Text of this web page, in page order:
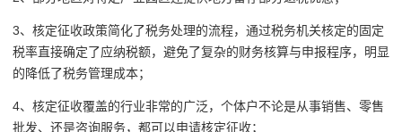
3、核定征收政策简化了税务处理的流程，通过税务机关核定的固定
税率直接确定了应纳税额，避免了复杂的财务核算与申报程序，明显
的降低了税务管理成本；
4、核定征收覆盖的行业非常的广泛，个体户不论是从事销售、零售
批发、还是咨询服务，都可以申请核定征收；